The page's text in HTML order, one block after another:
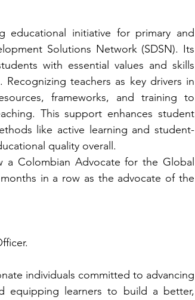
educational initiative for primary and
Solutions Network (SDSN). Its
with essential values and skills
teachers as key drivers in
frameworks, and training to
This support enhances student
like active learning and student-
quality overall.
a Colombian Advocate for the Global
in a row as the advocate of the
individuals committed to advancing
equipping learners to build a better,